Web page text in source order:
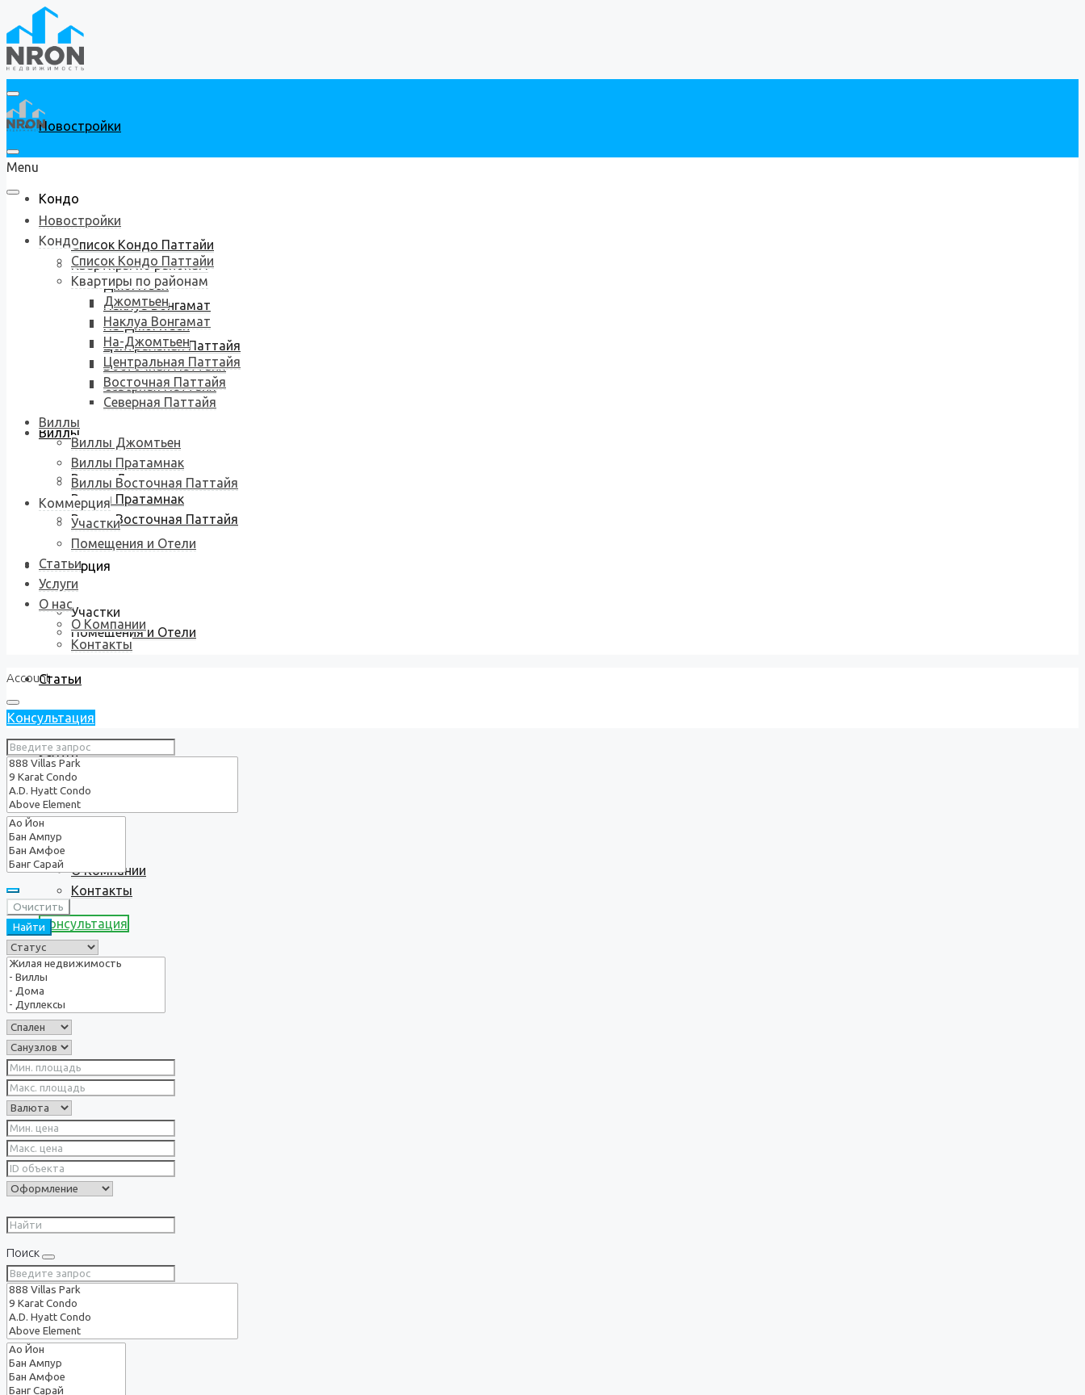
Новостройки
Кондо
Список Кондо Паттайи
Квартиры по районам
Джомтьен
Наклуа Вонгамат
На-Джомтьен
Центральная Паттайя
Восточная Паттайя
Северная Паттайя
Виллы
Виллы Джомтьен
Виллы Пратамнак
Виллы Восточная Паттайя
Коммерция
Участки
Помещения и Отели
Статьи
Услуги
О нас
О Компании
Контакты
Консультация
Menu
Новостройки
Кондо
Список Кондо Паттайи
Квартиры по районам
Джомтьен
Наклуа Вонгамат
На-Джомтьен
Центральная Паттайя
Восточная Паттайя
Северная Паттайя
Виллы
Виллы Джомтьен
Виллы Пратамнак
Виллы Восточная Паттайя
Коммерция
Участки
Помещения и Отели
Статьи
Услуги
О нас
О Компании
Контакты
Account
Консультация
Очистить
Найти
Поиск